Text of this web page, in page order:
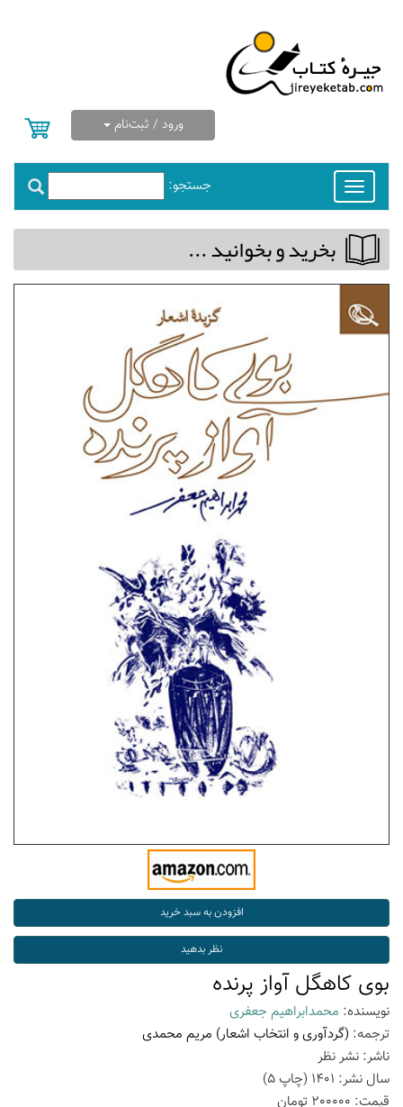
ورود / ثبت‌نام
جستجو:
Toggle
navigation
بخريد و بخوانيد ...
بوی کاهگل آواز پرنده
نویسنده: محمدابراهیم جعفری
ترجمه: (گردآوری و انتخاب اشعار) مریم محمدی
ناشر: نشر نظر
سال نشر: 1401 (چاپ5
)
قیمت: 200000 تومان